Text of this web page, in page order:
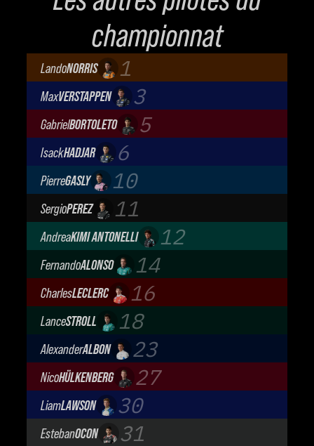
championnat
LandoNORRIS 1
McLaren Mastercard F1 Team
MaxVERSTAPPEN 3
Oracle Red Bull Racing
GabrielBORTOLETO 5
Audi Revolut F1 Team
IsackHADJAR 6
Oracle Red Bull Racing
PierreGASLY 10
BWT Alpine Formula One Team
SergioPEREZ 11
Cadillac Formula 1 Team
AndreaKIMI ANTONELLI 12
Mercedes-AMG Petronas F1 Team
FernandoALONSO 14
Aston Martin Aramco F1 Team
CharlesLECLERC 16
Scuderia Ferrari
LanceSTROLL 18
Aston Martin Aramco F1 Team
AlexanderALBON 23
Atlassian Williams F1 Team
NicoHÜLKENBERG 27
Audi Revolut F1 Team
LiamLAWSON 30
Visa Cash App Racing Bulls
EstebanOCON 31